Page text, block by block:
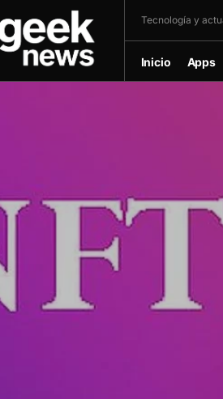
Tecnología y
Inicio Apps